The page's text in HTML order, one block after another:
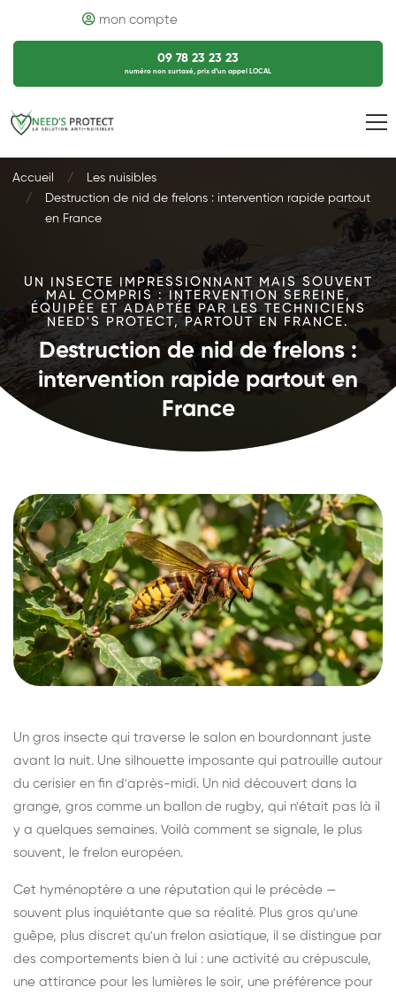
mon compte
09 78 23 23 23
numéro non surtaxé, prix d’un appel LOCAL
Accueil
Les nuisibles
Destruction de nid de frelons : intervention rapide partout
en France
UN INSECTE IMPRESSIONNANT MAIS SOUVENT
MAL COMPRIS : INTERVENTION SEREINE,
ÉQUIPÉE ET ADAPTÉE PAR LES TECHNICIENS
NEED'S PROTECT, PARTOUT EN FRANCE.
Destruction de nid de frelons :
intervention rapide partout en
France
Un gros insecte qui traverse le salon en bourdonnant juste
avant la nuit. Une silhouette imposante qui patrouille autour
du cerisier en fin d'après-midi. Un nid découvert dans la
grange, gros comme un ballon de rugby, qui n'était pas là il
y a quelques semaines. Voilà comment se signale, le plus
souvent, le frelon européen.
Cet hyménoptère a une réputation qui le précède —
souvent plus inquiétante que sa réalité. Plus gros qu'une
guêpe, plus discret qu'un frelon asiatique, il se distingue par
des comportements bien à lui : une activité au crépuscule,
une attirance pour les lumières le soir, une préférence pour